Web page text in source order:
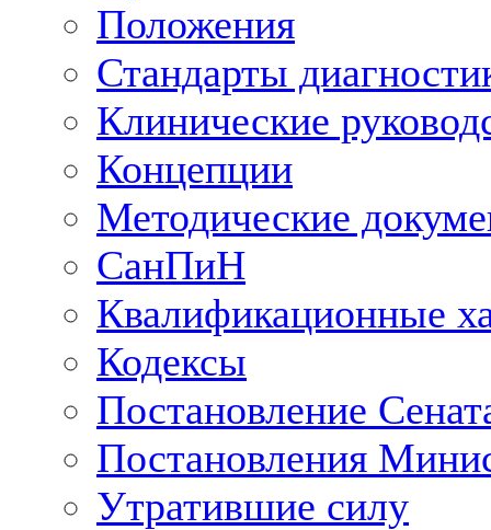
Положения
Стандарты
Клинические
Концепции
Методические
СанПиН
Квалификационные
Кодексы
Постановление
Постановления
Утратившие силу